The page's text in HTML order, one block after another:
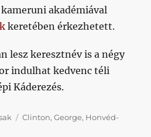
akadémiával
keretében érkezhetett.
lesz keresztnév is a négy
indulhat kedvenc téli
Káderezés.
Címke
Clinton,George, Honvéd-